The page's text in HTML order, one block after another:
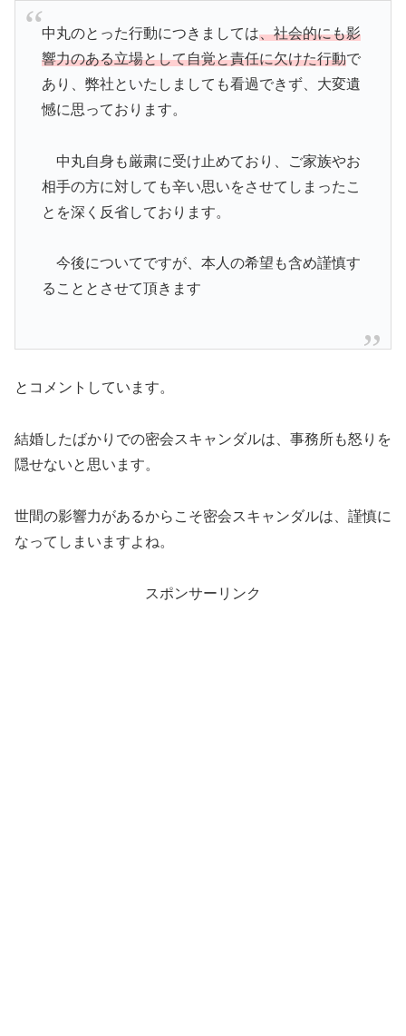
中丸のとった行動につきましては、社会的にも影
響力のある立場として自覚と責任に欠けた行動で
あり、弊社といたしましても看過できず、大変遺
憾に思っております。
中丸自身も厳粛に受け止めており、ご家族やお
相手の方に対しても辛い思いをさせてしまったこ
とを深く反省しております。
今後についてですが、本人の希望も含め謹慎す
ることとさせて頂きます
とコメントしています。
結婚したばかりでの密会スキャンダルは、事務所も怒りを
隠せないと思います。
世間の影響力があるからこそ密会スキャンダルは、謹慎に
なってしまいますよね。
スポンサーリンク